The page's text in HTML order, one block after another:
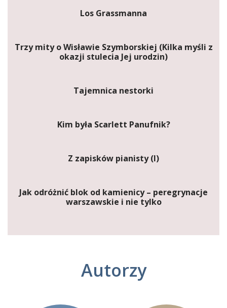
Los Grassmanna
Trzy mity o Wisławie Szymborskiej (Kilka myśli z
okazji stulecia Jej urodzin)
Tajemnica nestorki
Kim była Scarlett Panufnik?
Z zapisków pianisty (I)
Jak odróżnić blok od kamienicy – peregrynacje
warszawskie i nie tylko
Autorzy